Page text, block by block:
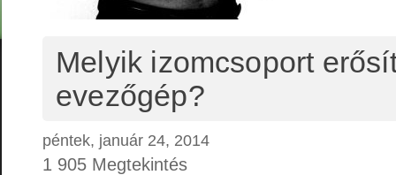
Melyik izomcsoport
evezőgép?
péntek, január 24, 2014
1 905 Megtekintés